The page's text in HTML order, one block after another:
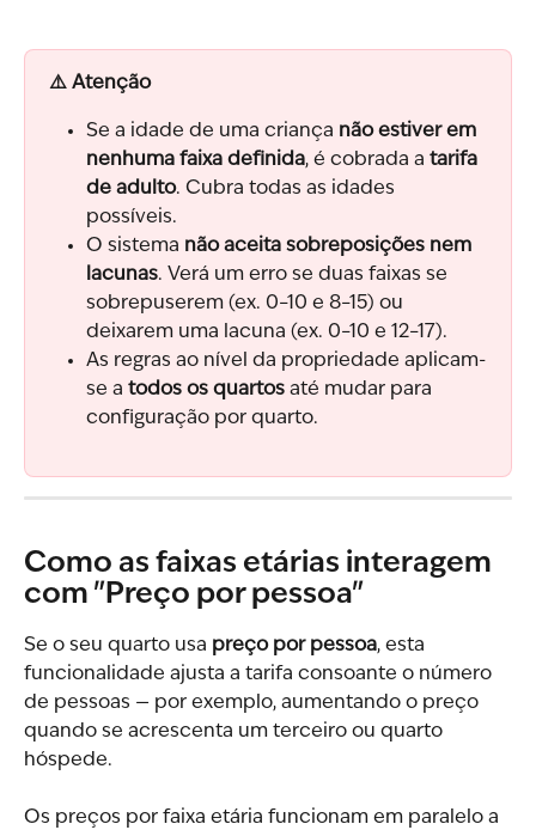
⚠️ Atenção
Se a idade de uma criança não estiver em
nenhuma faixa definida, é cobrada a tarifa
de adulto. Cubra todas as idades
possíveis.
O sistema não aceita sobreposições nem
lacunas. Verá um erro se duas faixas se
sobrepuserem (ex. 0–10 e 8–15) ou
deixarem uma lacuna (ex. 0–10 e 12–17).
As regras ao nível da propriedade aplicam-
se a todos os quartos até mudar para
configuração por quarto.
Como as faixas etárias interagem
com "Preço por pessoa"
Se o seu quarto usa preço por pessoa, esta
funcionalidade ajusta a tarifa consoante o número
de pessoas — por exemplo, aumentando o preço
quando se acrescenta um terceiro ou quarto
hóspede.
Os preços por faixa etária funcionam em paralelo a